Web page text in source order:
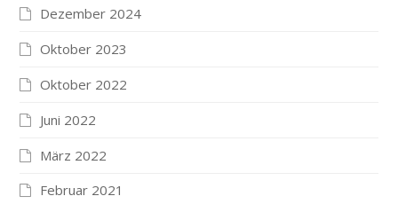
Dezember 2024
Oktober 2023
Oktober 2022
Juni 2022
März 2022
Februar 2021